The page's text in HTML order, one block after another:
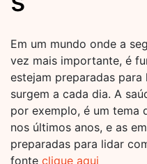
Em um mundo onde a
vez mais importante, é
estejam preparadas
surgem a cada dia. A
por exemplo, é um tema
nos últimos anos, e as
preparadas para lidar
fonte clique aqui